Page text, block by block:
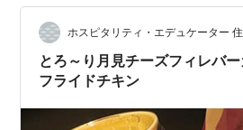
き販売されるシリーズの人気商品
で… ホスピタリティ・エデュケーター
とろ～り月見チーズフィレバ
フライドチキン